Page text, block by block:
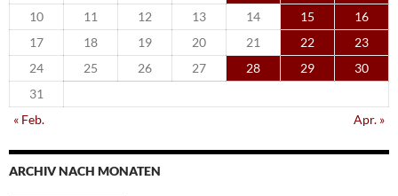
10
11 12 13 14 15
16
17
18 19 20 21 22
23
24
25 26 27 28 29
30
31
« Feb.
Apr. »
ARCHIV NACH MONATEN